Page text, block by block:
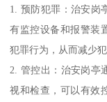
1. 预防犯罪：治安岗
有监控设备和报警装
犯罪行为，从而减少
2. 管控出：治安岗亭
视和检查，可以有效